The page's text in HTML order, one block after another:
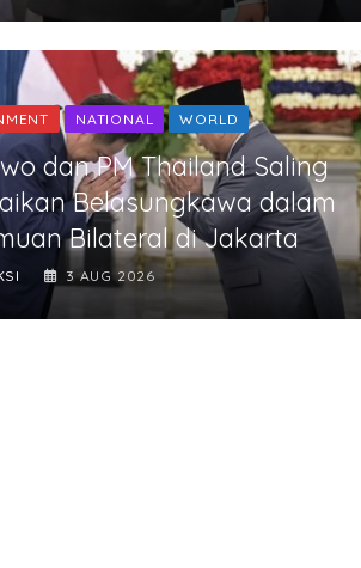
NATIONAL WORLD
dan PM Thailand Saling
Belasungkawa dalam
Bilateral di Jakarta
3 AUG 2026